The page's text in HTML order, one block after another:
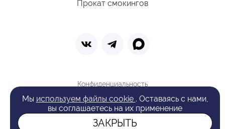
Прокат смокингов
Конфиденциальность
Политика обработки cookie
Оферта
Поиск
Мы используем файлы cookie . Оставаясь с нами,
вы соглашаетесь на их применение
ЗАКРЫТЬ